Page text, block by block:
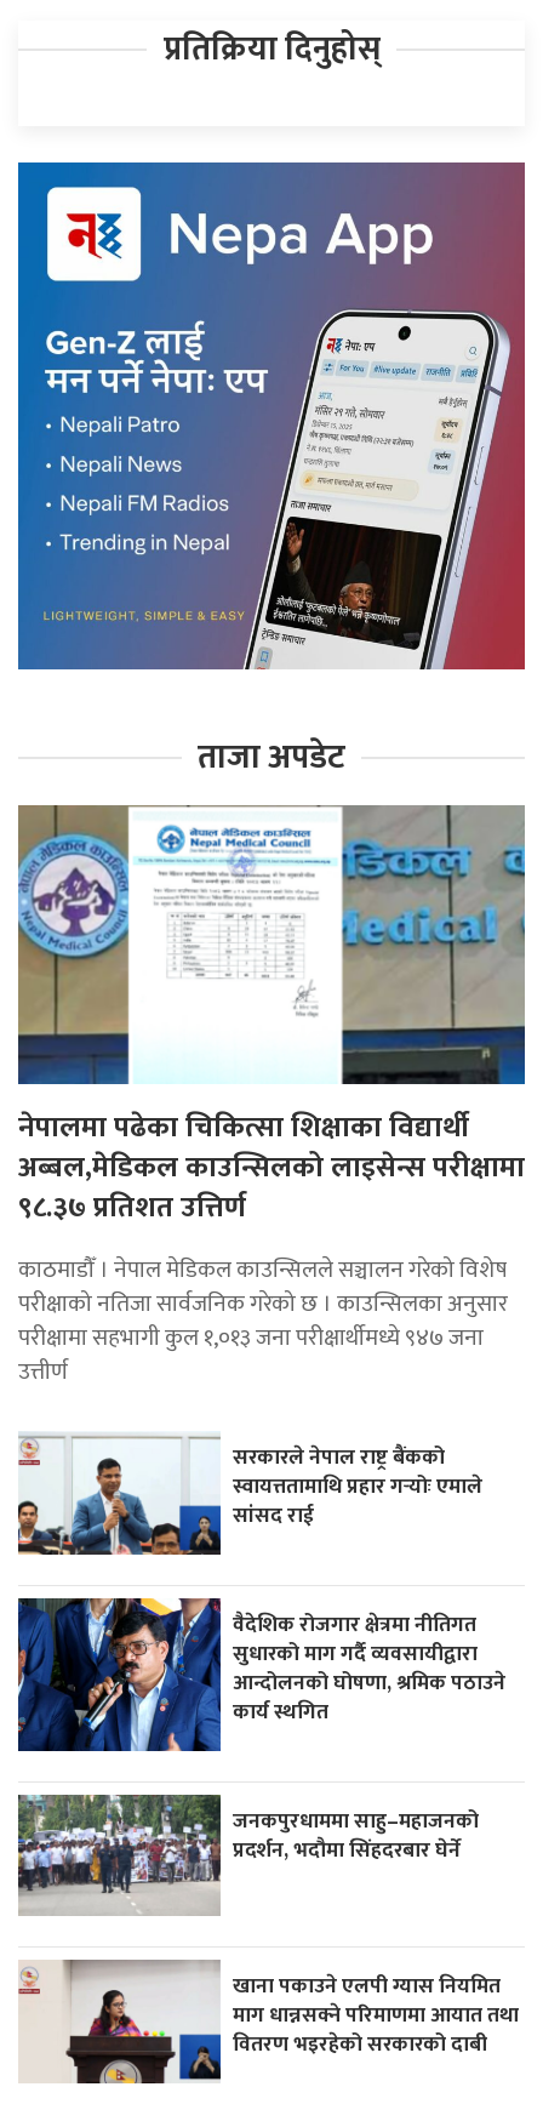
प्रतिक्रिया दिनुहोस्
ताजा अपडेट
नेपालमा पढेका चिकित्सा शिक्षाका विद्यार्थी
अब्बल,मेडिकल काउन्सिलको लाइसेन्स परीक्षामा
९८.३७ प्रतिशत उत्तिर्ण
काठमाडौँ । नेपाल मेडिकल काउन्सिलले सञ्चालन गरेको विशेष
परीक्षाको नतिजा सार्वजनिक गरेको छ । काउन्सिलका अनुसार
परीक्षामा सहभागी कुल १,०१३ जना परीक्षार्थीमध्ये ९४७ जना
उत्तीर्ण
सरकारले नेपाल राष्ट्र बैंकको
स्वायत्ततामाथि प्रहार गर्‍योः एमाले
सांसद राई
वैदेशिक रोजगार क्षेत्रमा नीतिगत
सुधारको माग गर्दै व्यवसायीद्वारा
आन्दोलनको घोषणा, श्रमिक पठाउने
कार्य स्थगित
जनकपुरधाममा साहु–महाजनको
प्रदर्शन, भदौमा सिंहदरबार घेर्ने
खाना पकाउने एलपी ग्यास नियमित
माग धान्नसक्ने परिमाणमा आयात तथा
वितरण भइरहेको सरकारको दाबी